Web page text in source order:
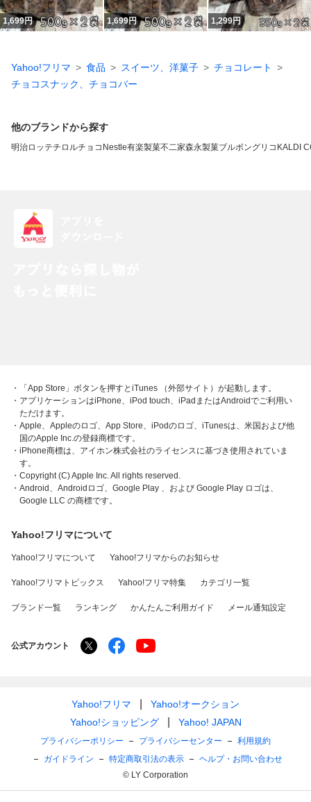
1,699円 1,699円 1,299円
Yahoo!フリマ 食品 スイーツ、洋菓子
チョコレート
チョコスナック、チョコバー
他のブランドから探す
明治ロッテチロルチョコ Nestle有楽製菓不二家森永製菓ブルボングリコ KALDI
・「App Store」ボタンを押すとiTunes （外部サイト）が起動します。
・アプリケーションはiPhone、iPod touch、iPadまたはAndroidでご利用い
ただけます。
・Apple、Appleのロゴ、App Store、iPodのロゴ、iTunesは、米国および他
国のApple Inc.の登録商標です。
・iPhone商標は、アイホン株式会社のライセンスに基づき使用されていま
す。
・Copyright (C) Apple Inc. All rights reserved.
・Android、Androidロゴ、Google Play 、および Google Play ロゴは、
Google LLC の商標です。
Yahoo!フリマについて
Yahoo!フリマについて Yahoo!フリマからのお知らせ
Yahoo!フリマトピックス Yahoo!フリマ特集 カテゴリ一覧
ブランド一覧 ランキング かんたんご利用ガイド メール通知設定
公式アカウント
Yahoo!フリマ
Yahoo!オークション
Yahoo!ショッピング
Yahoo! JAPAN
プライバシーポリシー プライバシーセンター
利用規約
ガイドライン
特定商取引法の表示
ヘルプ・お問い合わせ
© LY Corporation